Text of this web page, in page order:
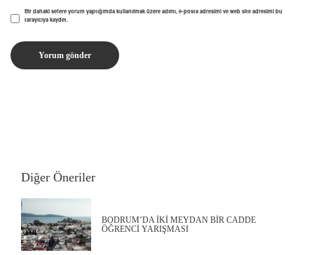
Bir dahaki sefere yorum yaptığımda kullanılmak üzere adımı, e-posta adresimi ve web site adresimi bu
tarayıcıya kaydet.
Diğer Öneriler
BODRUM’DA İKİ MEYDAN BİR CADDE
ÖĞRENCİ YARIŞMASI